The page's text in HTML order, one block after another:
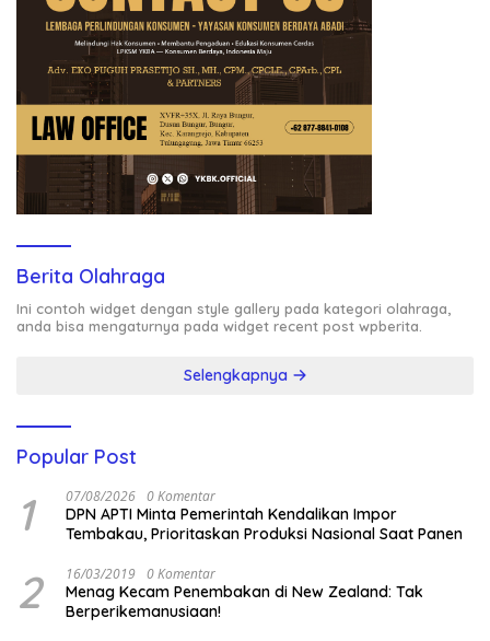
Berita Olahraga
Ini contoh widget dengan style gallery pada kategori olahraga,
anda bisa mengaturnya pada widget recent post wpberita.
Selengkapnya
Popular Post
1 07/08/2026 0 Komentar
DPN APTI Minta Pemerintah Kendalikan Impor
Tembakau, Prioritaskan Produksi Nasional Saat Panen
2 16/03/2019 0 Komentar
Menag Kecam Penembakan di New Zealand: Tak
Berperikemanusiaan!